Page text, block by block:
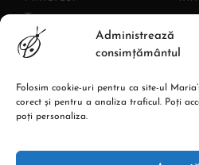
Administrează
consimțământul
Folosim cookie-uri pentru ca site-ul
corect și pentru a analiza traficul. Poți
poți personaliza.
Twitter
YouTube
CIF: